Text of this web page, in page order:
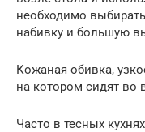
необходимо
набивку и большую
Кожаная обивка,
на котором сидят во
Часто в тесных